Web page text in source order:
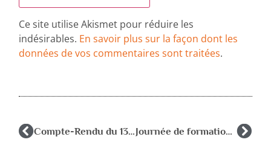
Ce site utilise Akismet pour réduire les
indésirables. En savoir plus sur la façon dont les
données de vos commentaires sont traitées.
Compte-Rendu du 13ème Forum des RASED du 15 mars 2025 à Paris Journée de formation AFPEN 22 : Le suivi psychologique